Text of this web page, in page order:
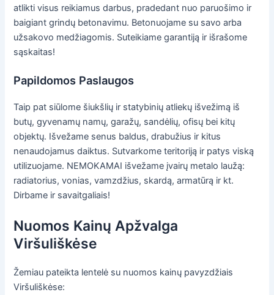
atlikti visus reikiamus darbus, pradedant nuo paruošimo ir
baigiant grindų betonavimu. Betonuojame su savo arba
užsakovo medžiagomis. Suteikiame garantiją ir išrašome
sąskaitas!
Papildomos Paslaugos
Taip pat siūlome šiukšlių ir statybinių atliekų išvežimą iš
butų, gyvenamų namų, garažų, sandėlių, ofisų bei kitų
objektų. Išvežame senus baldus, drabužius ir kitus
nenaudojamus daiktus. Sutvarkome teritoriją ir patys viską
utilizuojame. NEMOKAMAI išvežame įvairų metalo laužą:
radiatorius, vonias, vamzdžius, skardą, armatūrą ir kt.
Dirbame ir savaitgaliais!
Nuomos Kainų Apžvalga
Viršuliškėse
Žemiau pateikta lentelė su nuomos kainų pavyzdžiais
Viršuliškėse: